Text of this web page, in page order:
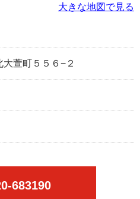
大きな地図で見る
萱町５５６−２
683190